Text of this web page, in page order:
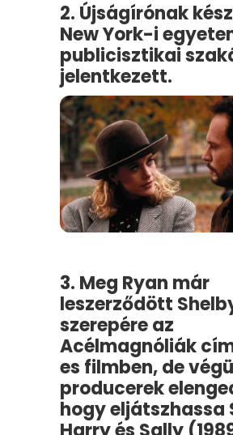
2. Újságírónak
New York-i
publicisztikai
jelentkezett.
3. Meg Ryan már
leszerződött
szerepére az
Acélmagnóliák
es filmben, de
producerek
hogy eljátszhassa